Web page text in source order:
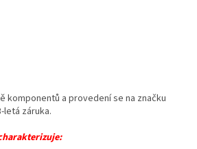
komponentů a provedení se na značku
letá záruka.